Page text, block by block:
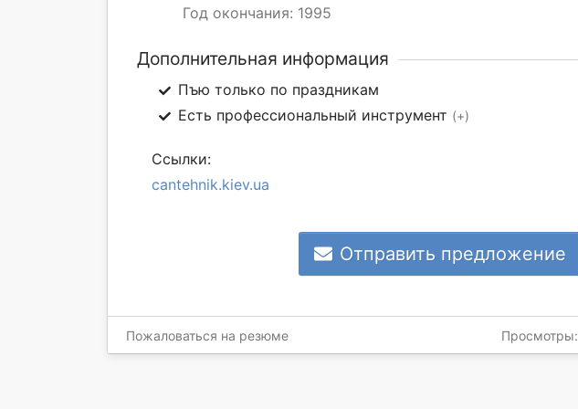
Год окончания: 1995
Дополнительная информация
Пъю только по праздникам
Есть профессиональный инструмент (+)
Ссылки:
cantehnik.kiev.ua
Отправить предложение
Пожаловаться на резюме Просмотры: